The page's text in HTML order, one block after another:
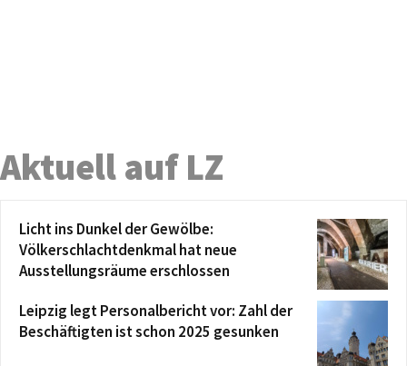
Aktuell auf LZ
Licht ins Dunkel der Gewölbe:
Völkerschlachtdenkmal hat neue
Ausstellungsräume erschlossen
Leipzig legt Personalbericht vor: Zahl der
Beschäftigten ist schon 2025 gesunken